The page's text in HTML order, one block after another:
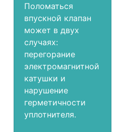
Поломаться
впускной клапан
может в двух
случаях:
перегорание
электромагнитной
катушки и
нарушение
герметичности
уплотнителя.